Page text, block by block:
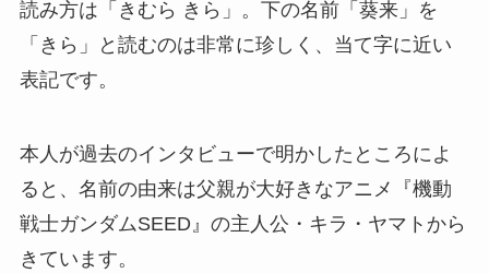
読み方は「きむら きら」。下の名前「葵来」を
「きら」と読むのは非常に珍しく、当て字に近い
表記です。
本人が過去のインタビューで明かしたところによ
ると、名前の由来は父親が大好きなアニメ『機動
戦士ガンダムSEED』の主人公・キラ・ヤマトから
きています。